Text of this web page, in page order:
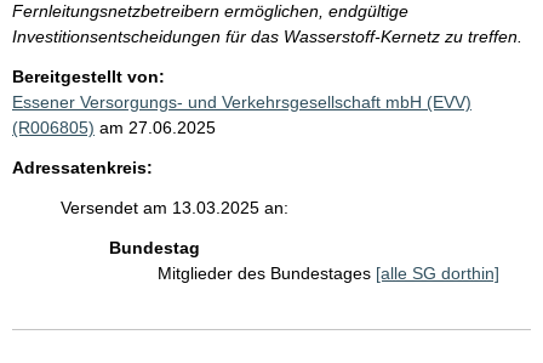
Fernleitungsnetzbetreibern ermöglichen, endgültige
Investitionsentscheidungen für das Wasserstoff-Kernetz zu treffen.
Bereitgestellt von:
Essener Versorgungs- und Verkehrsgesellschaft mbH (EVV)
(R006805) am 27.06.2025
Adressatenkreis:
Versendet am 13.03.2025 an:
Bundestag
Mitglieder des Bundestages [alle SG dorthin]